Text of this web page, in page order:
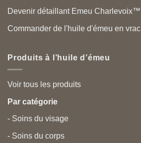
Devenir détaillant Emeu Charlevoix™
Commander de l'huile d'émeu en vrac
Produits à l’huile d’émeu
Voir tous les produits
Par catégorie
- Soins du visage
- Soins du corps